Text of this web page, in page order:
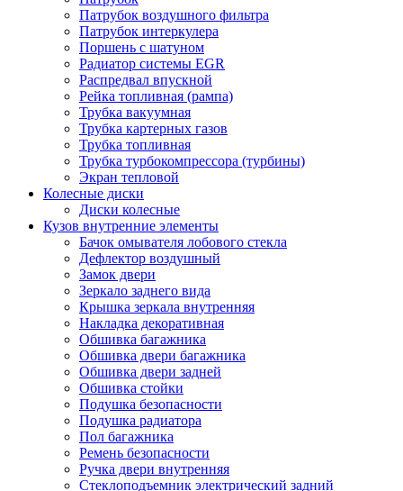
Патрубок воздушного фильтра
Патрубок интеркулера
Поршень с шатуном
Радиатор системы EGR
Распредвал впускной
Рейка топливная (рампа)
Трубка вакуумная
Трубка картерных газов
Трубка топливная
Трубка турбокомпрессора (турбины)
Экран тепловой
Колесные диски
Диски колесные
Кузов внутренние элементы
Бачок омывателя лобового стекла
Дефлектор воздушный
Замок двери
Зеркало заднего вида
Крышка зеркала внутренняя
Накладка декоративная
Обшивка багажника
Обшивка двери багажника
Обшивка двери задней
Обшивка стойки
Подушка безопасности
Подушка радиатора
Пол багажника
Ремень безопасности
Ручка двери внутренняя
Стеклоподъемник электрический задний